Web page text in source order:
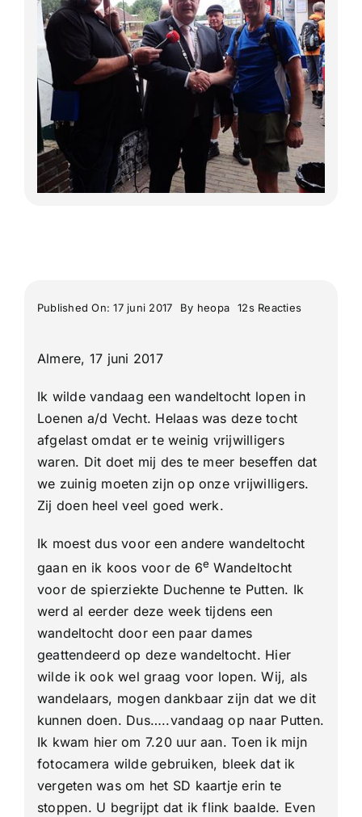
Lange Afstand Wandeltochten
Meerdaagse tochten
Buitenlandse Wandelingen
Recente Wandelingen
Published On: 17 juni 2017 By heopa 12s Reactieson
Km
Almere, 17 juni 2017
Ik wilde vandaag een wandeltocht lopen in
Loenen a/d Vecht. Helaas was deze tocht
afgelast omdat er te weinig vrijwilligers
waren. Dit doet mij des te meer beseffen dat
we zuinig moeten zijn op onze vrijwilligers.
Zij doen heel veel goed werk.
Ik moest dus voor een andere wandeltocht
gaan en ik koos voor de 6e Wandeltocht
voor de spierziekte Duchenne te Putten. Ik
werd al eerder deze week tijdens een
wandeltocht door een paar dames
geattendeerd op deze wandeltocht. Hier
wilde ik ook wel graag voor lopen. Wij, als
wandelaars, mogen dankbaar zijn dat we dit
kunnen doen. Dus…..vandaag op naar Putten.
Ik kwam hier om 7.20 uur aan. Toen ik mijn
fotocamera wilde gebruiken, bleek dat ik
vergeten was om het SD kaartje erin te
stoppen. U begrijpt dat ik flink baalde. Even